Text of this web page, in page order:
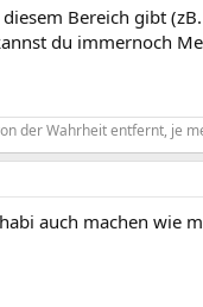
Bereich gibt
du immernoch
der Wahrheit entfernt, je
auch machen wie